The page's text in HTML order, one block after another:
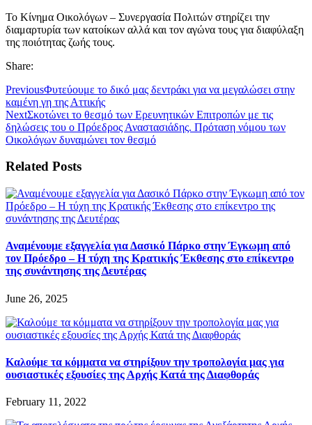
Το Κίνημα Οικολόγων – Συνεργασία Πολιτών στηρίζει την
διαμαρτυρία των κατοίκων αλλά και τον αγώνα τους για διαφύλαξη
της ποιότητας ζωής τους.
Share:
PreviousΦυτεύουμε το δικό μας δεντράκι για να μεγαλώσει στην
καμένη γη της Αττικής
NextΣκοτώνει το θεσμό των Ερευνητικών Επιτροπών με τις
δηλώσεις του ο Πρόεδρος Αναστασιάδης. Πρόταση νόμου των
Οικολόγων δυναμώνει τον θεσμό
Related Posts
Αναμένουμε εξαγγελία για Δασικό Πάρκο στην Έγκωμη από
τον Πρόεδρο – Η τύχη της Κρατικής Έκθεσης στο επίκεντρο
της συνάντησης της Δευτέρας
June 26, 2025
Καλούμε τα κόμματα να στηρίξουν την τροπολογία μας για
ουσιαστικές εξουσίες της Αρχής Κατά της Διαφθοράς
February 11, 2022